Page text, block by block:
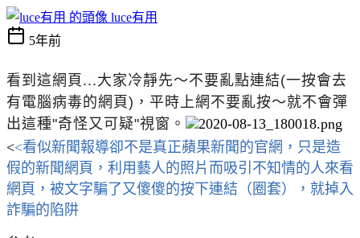
luce有用
5年前
看到這網頁...大家冷靜先～不要亂點連結(一按會去
有電腦病毒的網頁)，平時上網不要亂按～就不會彈
出這種"奇怪又可疑"視窗。
<<看似新聞報導卻不是真正蘋果新聞的官網，只是造
假的新聞網頁，利用藝人的照片而吸引不知情的人來看
網頁，被文字騙了又傻傻的按下連結（圈套），就掉入
詐騙的陷阱